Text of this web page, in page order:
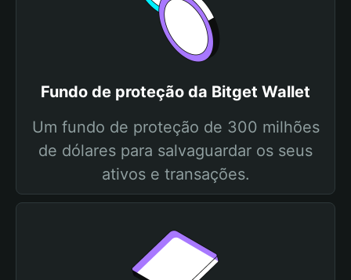
Fundo de proteção da Bitget Wallet
Um fundo de proteção de 300 milhões
de dólares para salvaguardar os seus
ativos e transações.